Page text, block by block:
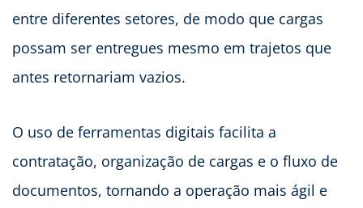
entre diferentes setores, de modo que cargas
possam ser entregues mesmo em trajetos que
antes retornariam vazios.
O uso de ferramentas digitais facilita a
contratação, organização de cargas e o fluxo de
documentos, tornando a operação mais ágil e